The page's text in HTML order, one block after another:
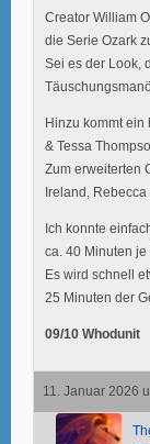
Creator William
die Serie Ozark
Sei es der Look,
Hinzu kommt ein
& Tessa
Zum erweiterten
Ireland,
Ich konnte
ca. 40 Minuten
Es wird schnell
25 Minuten der
09/10 Whodunit
11. Januar 2026